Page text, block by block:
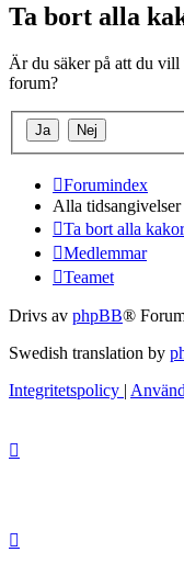
Ta bort alla
Är du säker på att du vill
forum?
Forumindex
Alla
Ta bort alla kakor
Medlemmar
Teamet
Drivs av phpBB®
Swedish translation by
Integritetspolicy |